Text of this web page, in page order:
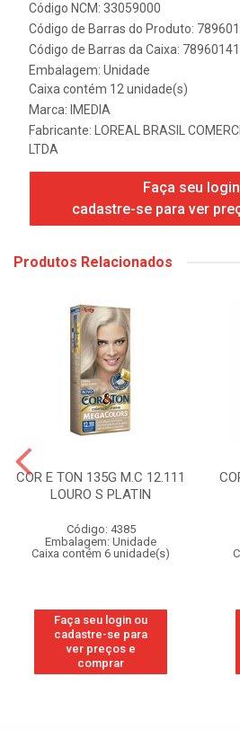
Código NCM: 33059000
Código de Barras do Produto:
Código de Barras da Caixa:
Embalagem: Unidade
Caixa contém 12 unidade(s)
Marca: IMEDIA
Fabricante:
LOREAL BRASIL
LTDA
Faça seu
cadastre-se para ver
Produtos Relacionados
COR E TON 135G M.C 12.111
LOURO S PLATIN
Código: 4385
Embalagem: Unidade
Caixa contém 6 unidade(s)
Faça seu login ou
cadastre-se para
ver preços e
comprar